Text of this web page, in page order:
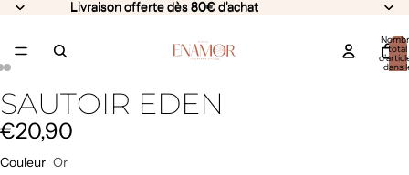
Livraison offerte dès 80€ d'achat
Livraison offerte dès 80€ d'achat
total
dans
SAUTOIR EDEN
€20,90
Couleur Or